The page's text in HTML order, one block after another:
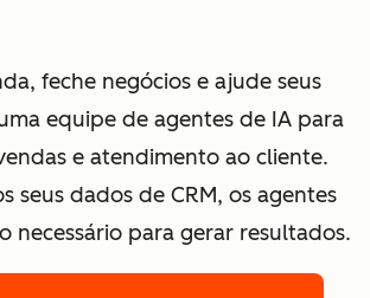
feche negócios e ajude seus
equipe de agentes de IA para
e atendimento ao cliente.
seus dados de CRM, os agentes
necessário para gerar resultados.